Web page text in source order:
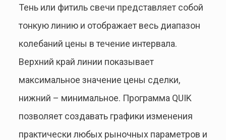
Тень или фитиль свечи представляет собой
тонкую линию и отображает весь диапазон
колебаний цены в течение интервала.
Верхний край линии показывает
максимальное значение цены сделки,
нижний – минимальное. Программа QUIK
позволяет создавать графики изменения
практически любых рыночных параметров и